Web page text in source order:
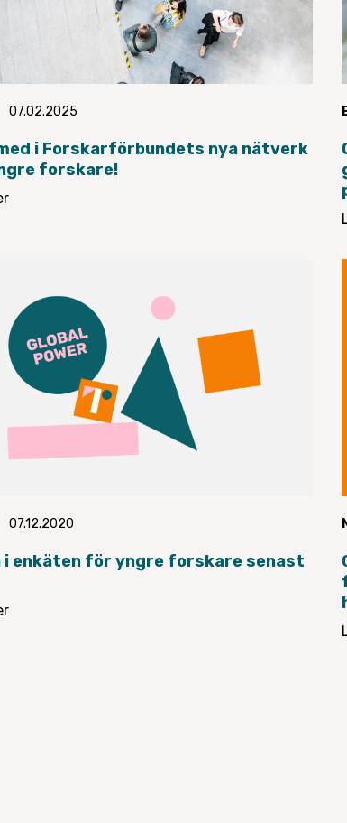
07.02.2025
i Forskarförbundets nya nätverk
forskare!
07.12.2020
i enkäten för yngre forskare senast